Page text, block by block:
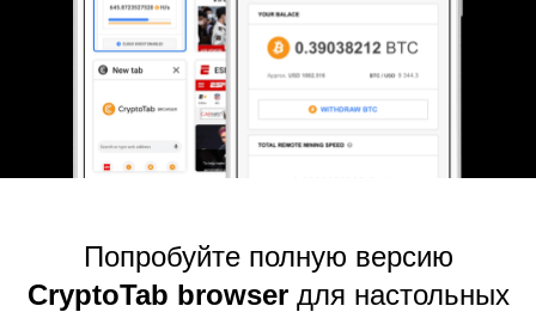
Попробуйте полную версию
CryptoTab browserдля настольных